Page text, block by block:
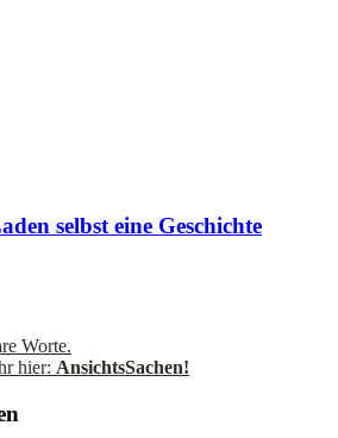
selbst eine Geschichte
Worte.
hier: AnsichtsSachen!